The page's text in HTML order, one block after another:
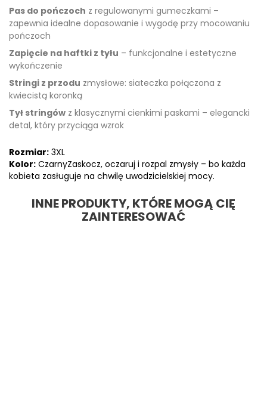
Pas do pończoch z regulowanymi gumeczkami –
zapewnia idealne dopasowanie i wygodę przy mocowaniu
pończoch
Zapięcie na haftki z tyłu – funkcjonalne i estetyczne
wykończenie
Stringi z przodu zmysłowe: siateczka połączona z
kwiecistą koronką
Tył stringów z klasycznymi cienkimi paskami – elegancki
detal, który przyciąga wzrok
Rozmiar: 3XL
Kolor: CzarnyZaskocz, oczaruj i rozpal zmysły – bo każda
kobieta zasługuje na chwilę uwodzicielskiej mocy.
INNE PRODUKTY, KTÓRE MOGĄ CIĘ
ZAINTERESOWAĆ